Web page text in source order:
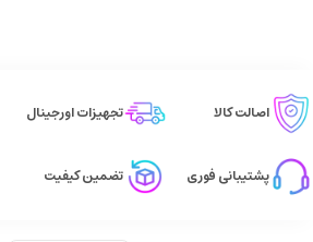
اصالت کالا تجهیزات اورجینال
پشتیبانی فوری تضمین کیفیت